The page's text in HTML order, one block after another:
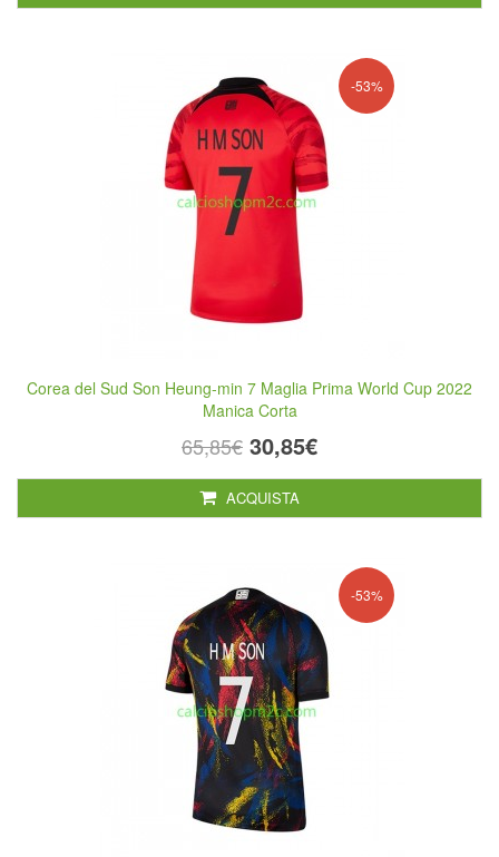
-53%
Corea del Sud Son Heung-min 7 Maglia Prima World Cup 2022
Manica Corta
65,85€ 30,85€
ACQUISTA
-53%